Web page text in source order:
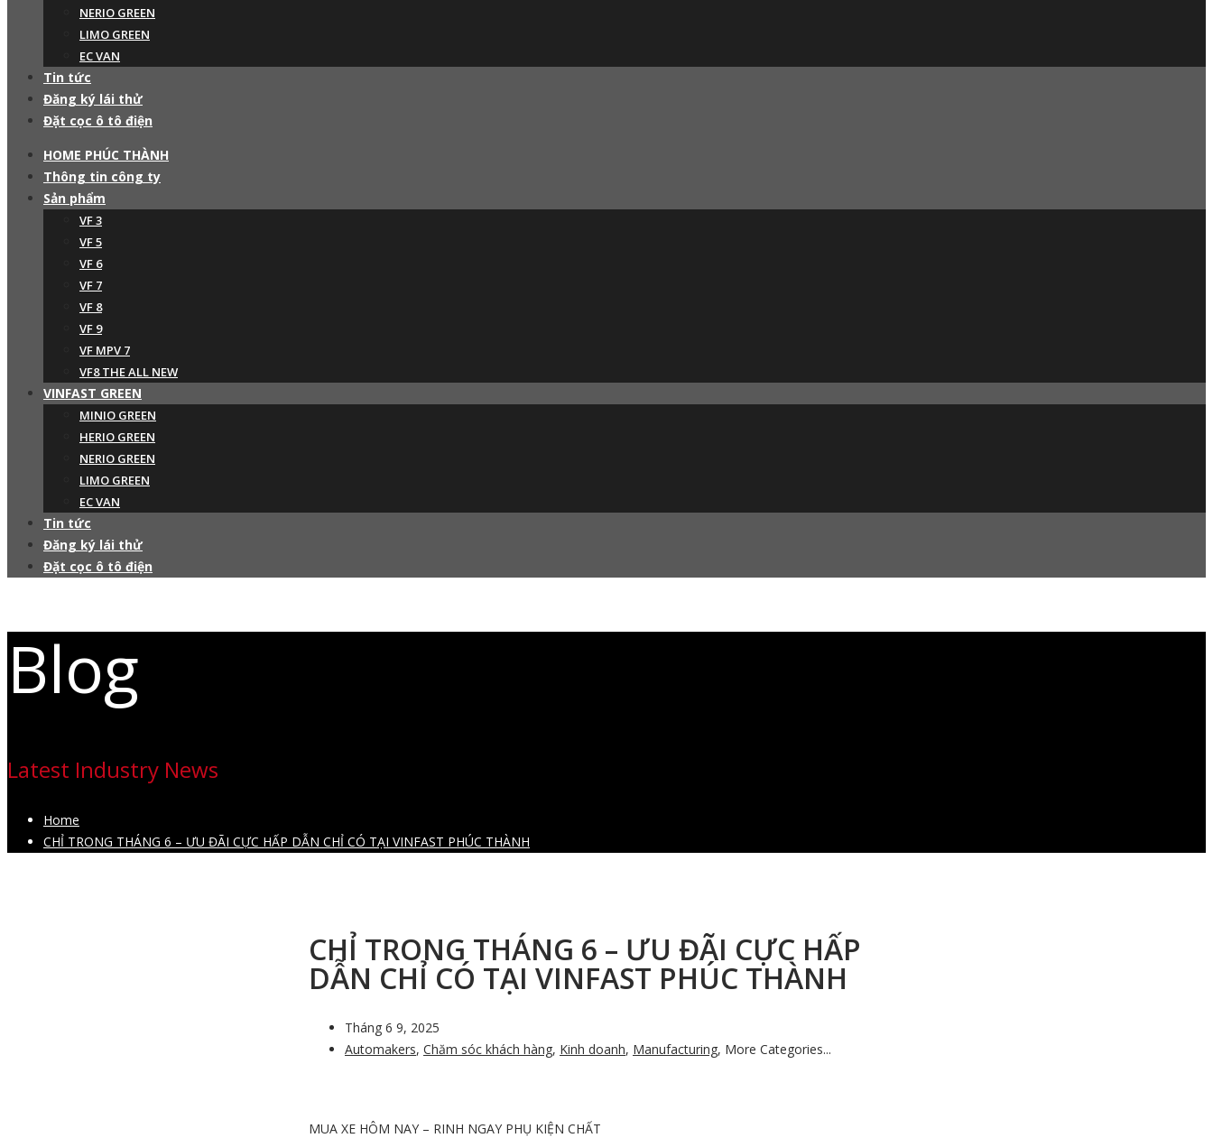
NERIO GREEN
LIMO GREEN
EC VAN
Tin tức
Đăng ký lái thử
Đặt cọc ô tô điện
HOME PHÚC THÀNH
Thông tin công ty
Sản phẩm
VF 3
VF 5
VF 6
VF 7
VF 8
VF 9
VF MPV 7
VF8 THE ALL NEW
VINFAST GREEN
MINIO GREEN
HERIO GREEN
NERIO GREEN
LIMO GREEN
EC VAN
Tin tức
Đăng ký lái thử
Đặt cọc ô tô điện
Blog
Latest Industry News
Home
CHỈ TRONG THÁNG 6 – ƯU ĐÃI CỰC HẤP DẪN CHỈ CÓ TẠI VINFAST PHÚC THÀNH
CHỈ TRONG THÁNG 6 – ƯU ĐÃI CỰC HẤP
DẪN CHỈ CÓ TẠI VINFAST PHÚC THÀNH
Tháng 6 9, 2025
Automakers, Chăm sóc khách hàng, Kinh doanh, Manufacturing, More Categories...
MUA XE HÔM NAY – RINH NGAY PHỤ KIỆN CHẤT